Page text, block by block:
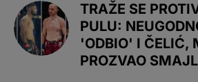
TRAŽE SE
PULU:
'ODBIO' I ČELIĆ,
PROZVAO